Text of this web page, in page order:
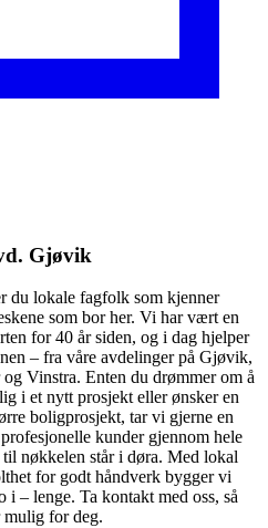
Gjøvik
du lokale fagfolk som kjenner
som bor her. Vi har vært en
for 40 år siden, og i dag hjelper
– fra våre avdelinger på Gjøvik,
Vinstra. Enten du drømmer om å
i et nytt prosjekt eller ønsker en
boligprosjekt, tar vi gjerne en
kunder gjennom hele
til nøkkelen står i døra. Med lokal
for godt håndverk bygger vi
– lenge. Ta kontakt med oss, så
mulig for deg.